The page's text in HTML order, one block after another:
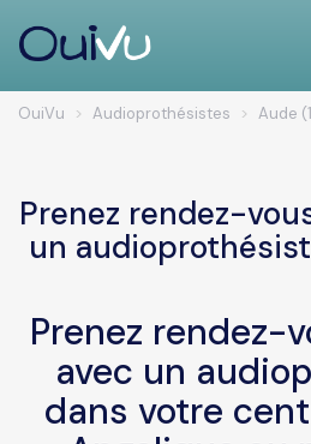
OuiVu Audioprothésistes Aude
Prenez rendez-
un
Prenez rendez-
avec un
dans votre